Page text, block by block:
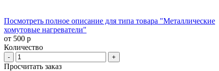
Посмотреть полное описание для типа товара "Металлические
хомутовые нагреватели"
от 500 р
Количество
- +
Просчитать заказ